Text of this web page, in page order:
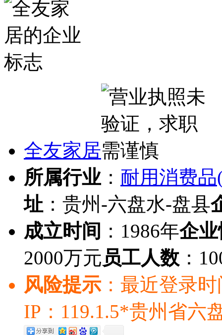
全友家居
所属行业： 耐用消费
址 ：贵州-六盘水-盘县
成立时间 ：1986年企
2000万元 员工人数 ：
风险提示：最近登录时
IP：119.1.5*贵州省六